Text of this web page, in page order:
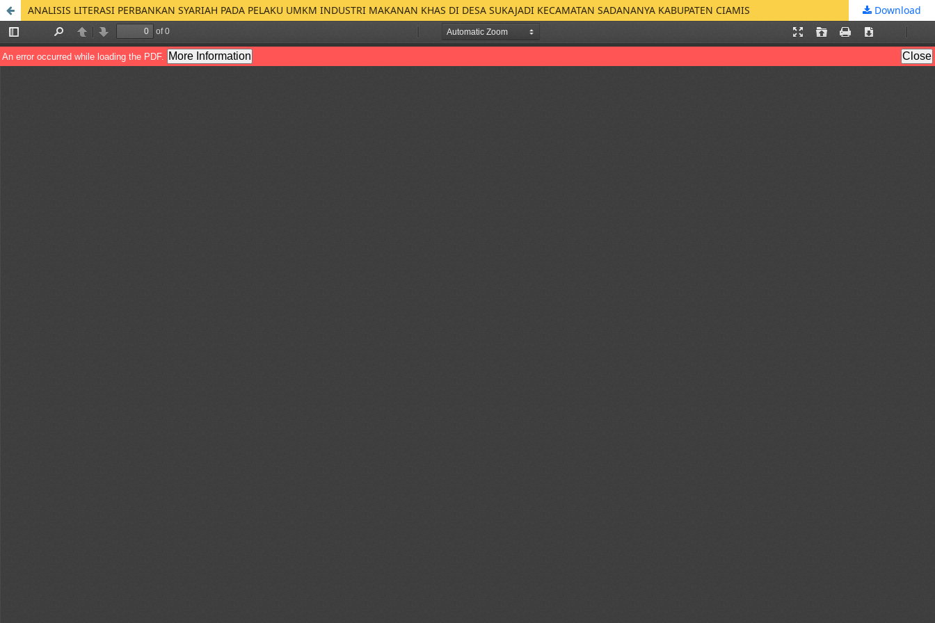
ANALISIS LITERASI PERBANKAN SYARIAH PADA PELAKU UMKM INDUSTRI MAKANAN KHAS DI DESA SUKAJADI KECAMATAN SADANANYA KABUPATEN CIAMIS Download